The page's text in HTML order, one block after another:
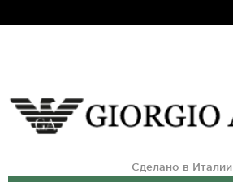
Сделано в Италии